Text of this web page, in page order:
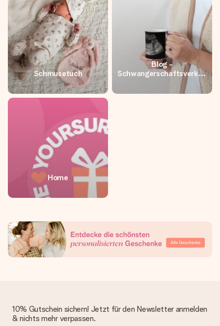
Schmusetuch
Blog -
Schwangerschaftsverkün
Home
10% Gutschein sichern! Jetzt für den Newsletter anmelden
& nichts mehr verpassen.